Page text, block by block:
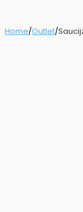
Home/Outlet/